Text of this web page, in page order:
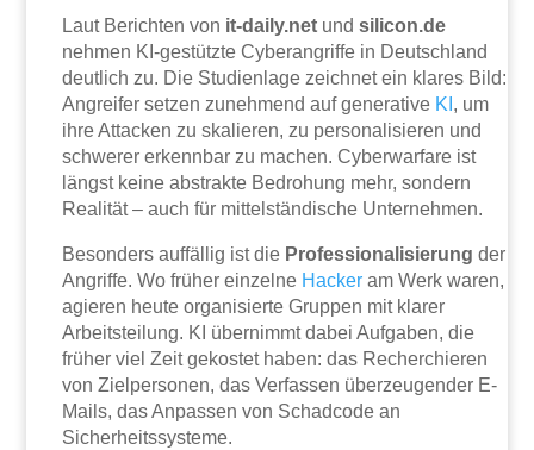
Laut Berichten von it-daily.net undsilicon.de
nehmen KI-gestützte Cyberangriffe in Deutschland
deutlich zu. Die Studienlage zeichnet ein klares Bild:
Angreifer setzen zunehmend auf generative KI , um
ihre Attacken zu skalieren, zu personalisieren und
schwerer erkennbar zu machen. Cyberwarfare ist
längst keine abstrakte Bedrohung mehr, sondern
Realität – auch für mittelständische Unternehmen.
Besonders auffällig ist die Professionalisierung der
Angriffe. Wo früher einzelne Hacker am Werk waren,
agieren heute organisierte Gruppen mit klarer
Arbeitsteilung. KI übernimmt dabei Aufgaben, die
früher viel Zeit gekostet haben: das Recherchieren
von Zielpersonen, das Verfassen überzeugender E-
Mails, das Anpassen von Schadcode an
Sicherheitssysteme.